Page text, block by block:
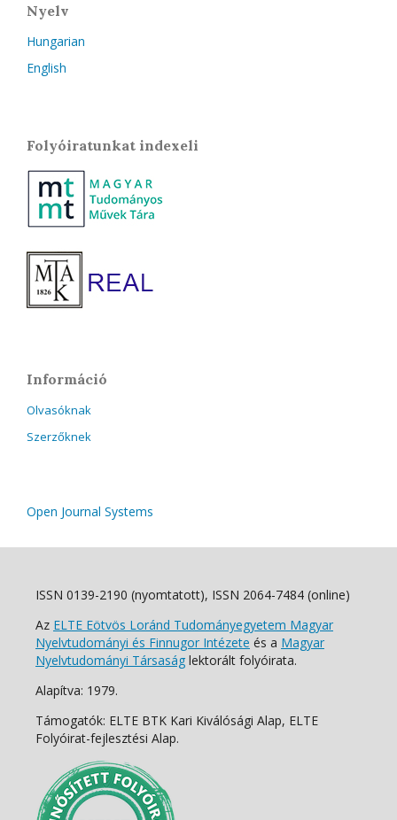
Nyelv
Hungarian
English
Folyóiratunkat indexeli
Információ
Olvasóknak
Szerzőknek
Open Journal Systems
ISSN 0139-2190 (nyomtatott), ISSN 2064-7484 (online)
Az ELTE Eötvös Loránd Tudományegyetem Magyar
Nyelvtudományi és Finnugor Intézete és a Magyar
Nyelvtudományi Társaság lektorált folyóirata.
Alapítva: 1979.
Támogatók: ELTE BTK Kari Kiválósági Alap, ELTE
Folyóirat-fejlesztési Alap.